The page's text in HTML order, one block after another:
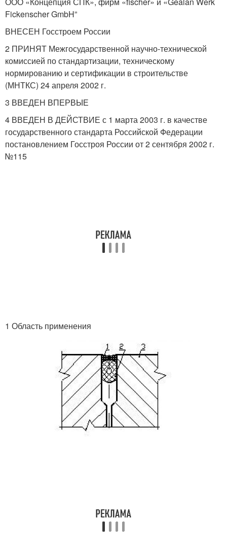
Fickenscher GmbH”
ВНЕСЕН Госстроем России
2 ПРИНЯТ Межгосударственной научно-технической
комиссией по стандартизации, техническому
нормированию и сертификации в строительстве
(МНТКС) 24 апреля 2002 г.
3 ВВЕДЕН ВПЕРВЫЕ
4 ВВЕДЕН В ДЕЙСТВИЕ с 1 марта 2003 г. в качестве
государственного стандарта Российской Федерации
постановлением Госстроя России от 2 сентября 2002 г.
№115
1 Область применения